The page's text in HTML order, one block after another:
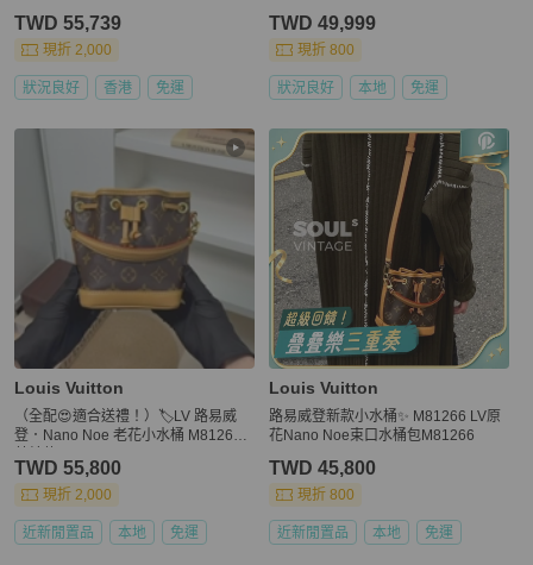
TWD 55,739
現折 2,000
狀況良好 香港 免運
TWD 49,999
現折 800
狀況良好 本地 免運
Louis Vuitton
（全配😍適合送禮！）🏷LV 路易威
登．Nano Noe 老花小水桶 M81266
TWD 55,800
現折 2,000
近新閒置品 本地 免運
Louis Vuitton
路易威登新款小水桶✨ M81266 LV原
花Nano Noe束口水桶包M81266
TWD 45,800
現折 800
近新閒置品 本地 免運